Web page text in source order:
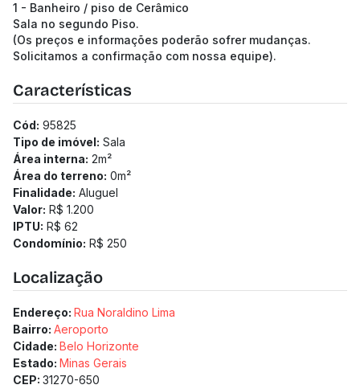
1 - Banheiro / piso de Cerâmico
Sala no segundo Piso.
(Os preços e informações poderão sofrer mudanças.
Solicitamos a confirmação com nossa equipe).
Características
Cód: 95825
Tipo de imóvel: Sala
Área interna: 2m²
Área do terreno: 0m²
Finalidade: Aluguel
Valor: R$ 1.200
IPTU: R$ 62
Condomínio: R$ 250
Localização
Endereço: Rua Noraldino Lima
Bairro: Aeroporto
Cidade: Belo Horizonte
Estado: Minas Gerais
CEP: 31270-650